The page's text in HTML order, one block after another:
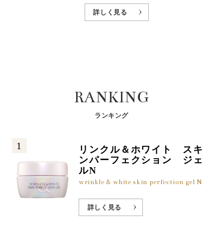
詳しく見る
RANKING
ランキング
1
リンクル＆ホワイト スキ
ンパーフェクション ジェ
ルN
wrinkle & white skin perfection gel N
詳しく見る